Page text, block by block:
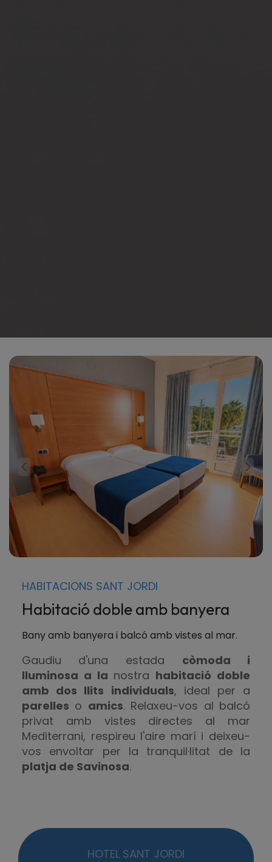
HABITACIONS SANT JORDI
Habitació doble amb banyera
Bany amb banyera i balcó amb vistes al mar.
Gaudiu d'una estada còmoda i
lluminosa a la nostra habitació doble
amb dos llits individuals, ideal per a
parelles o amics. Relaxeu-vos al balcó
privat amb vistes directes al mar
Mediterrani, respireu l'aire marí i deixeu-
vos envoltar per la tranquil·litat de la
platja de Savinosa.
HOTEL SANT JORDI